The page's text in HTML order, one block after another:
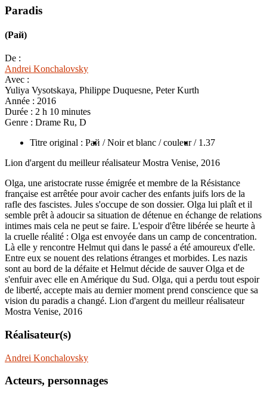
Paradis
(Рай)
De :
Andrei Konchalovsky
Avec :
Yuliya Vysotskaya, Philippe Duquesne, Peter Kurth
Année : 2016
Durée : 2 h 10 minutes
Genre : Drame Ru, D
Titre original : Рай / Noir et blanc / couleur / 1.37
Lion d'argent du meilleur réalisateur Mostra Venise, 2016
Olga, une aristocrate russe émigrée et membre de la Résistance
française est arrêtée pour avoir cacher des enfants juifs lors de la
rafle des fascistes. Jules s'occupe de son dossier. Olga lui plaît et il
semble prêt à adoucir sa situation de détenue en échange de relations
intimes mais cela ne peut se faire. L'espoir d'être libérée se heurte à
la cruelle réalité : Olga est envoyée dans un camp de concentration.
Là elle y rencontre Helmut qui dans le passé a été amoureux d'elle.
Entre eux se nouent des relations étranges et morbides. Les nazis
sont au bord de la défaite et Helmut décide de sauver Olga et de
s'enfuir avec elle en Amérique du Sud. Olga, qui a perdu tout espoir
de liberté, accepte mais au dernier moment prend conscience que sa
vision du paradis a changé. Lion d'argent du meilleur réalisateur
Mostra Venise, 2016
Réalisateur(s)
Andrei Konchalovsky
Acteurs, personnages